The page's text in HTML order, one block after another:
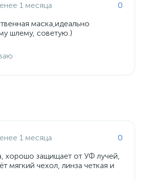
1 месяца
0
маска,идеально
шлему, советую.)
1 месяца
0
хорошо защищает от УФ лучей,
мягкий чехол, линза четкая и